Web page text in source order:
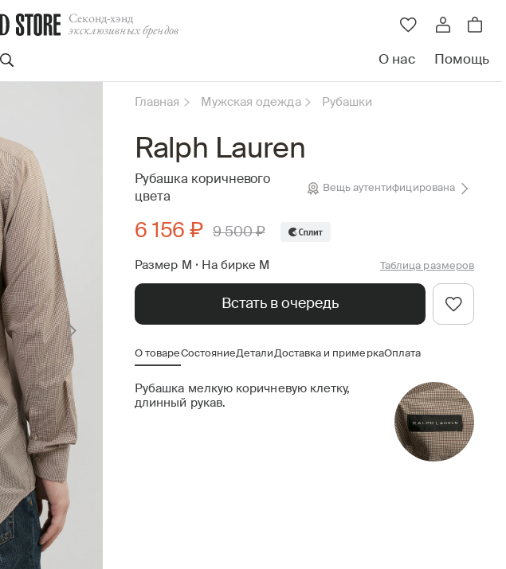
Cеконд-хэнд
эксклюзивных брендов
О нас Помощь
Главная Мужская одежда Рубашки
Ralph Lauren
Рубашка коричневого
цвета
Вещь аутентифицирована
6 156 ₽ 9 500 ₽
Размер M • На бирке M Таблица размеров
Встать в очередь
О товареСостояниеДеталиДоставка и примеркаОплата
Рубашка мелкую коричневую клетку,
длинный рукав.